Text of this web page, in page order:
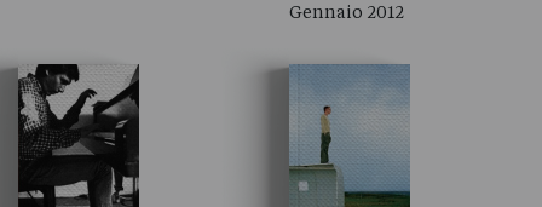
Gennaio 2012